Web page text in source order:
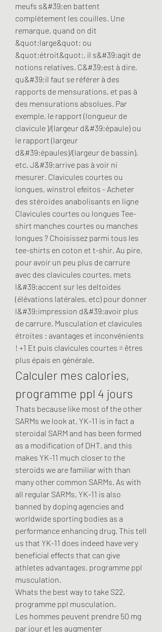
meufs s&#39;en battent
complètement les couilles. Une
remarque, quand on dit
&quot;large&quot; ou
&quot;étroit&quot;, il s&#39;agit de
notions relatives. C&#39;est à dire,
qu&#39;il faut se référer à des
rapports de mensurations, et pas à
des mensurations absolues. Par
exemple, le rapport (longueur de
clavicule )/(largeur d&#39;épaule) ou
le rapport (largeur
d&#39;épaules)/(largeur de bassin),
etc. J&#39;arrive pas à voir ni
mesurer. Clavicules courtes ou
longues, winstrol efeitos - Acheter
des stéroïdes anabolisants en ligne
Clavicules courtes ou longues Tee-
shirt manches courtes ou manches
longues ? Choisissez parmi tous les
tee-shirts en coton et t-shir. Au pire,
pour avoir un peu plus de carrure
avec des clavicules courtes, mets
l&#39;accent sur les deltoides
(élévations latérales, etc) pour donner
l&#39;impression d&#39;avoir plus
de carrure. Musculation et clavicules
étroites : avantages et inconvénients
! +1 Et puis clavicules courtes = êtres
plus épais en générale.
Calculer mes calories,
programme ppl 4 jours
Thats because like most of the other
SARMs we look at, YK-11 is in fact a
steroidal SARM and has been formed
as a modification of DHT, and this
makes YK-11 much closer to the
steroids we are familiar with than
many other common SARMs. As with
all regular SARMs, YK-11 is also
banned by doping agencies and
worldwide sporting bodies as a
performance enhancing drug. This tell
us that YK-11 does indeed have very
beneficial effects that can give
athletes advantages, programme ppl
musculation.
Whats the best way to take S22,
programme ppl musculation.
Les hommes peuvent prendre 50 mg
par jour et les augmenter